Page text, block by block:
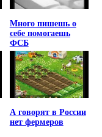
Много пишешь о
себе помогаешь
ФСБ
А говорят в России
нет фермеров